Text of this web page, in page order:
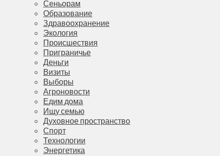
Сеньорам
Образование
Здравоохранение
Экология
Происшествия
Приграничье
Деньги
Визиты
Выборы
Агроновости
Едим дома
Ищу семью
Духовное пространство
Спорт
Технологии
Энергетика